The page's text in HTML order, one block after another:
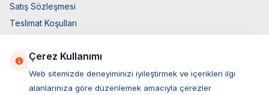
Satış Sözleşmesi
Teslimat Koşulları
Elektronik İleti Aydınlatma Metni
Çerez Kullanımı
Web sitemizde deneyiminizi iyileştirmek ve içerikleri ilgi
alanlarınıza göre düzenlemek amacıyla çerezler